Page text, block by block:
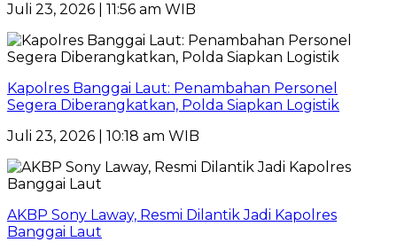
Juli 23, 2026 | 11:56 am WIB
Kapolres Banggai Laut: Penambahan Personel
Segera Diberangkatkan, Polda Siapkan Logistik
Juli 23, 2026 | 10:18 am WIB
AKBP Sony Laway, Resmi Dilantik Jadi Kapolres
Banggai Laut